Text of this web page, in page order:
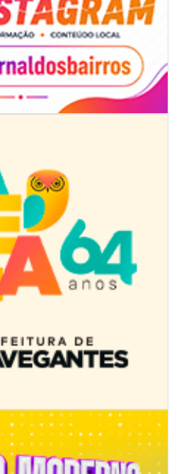
de oficinas gratuitas e atividades
Itajaí reúnem especialistas para